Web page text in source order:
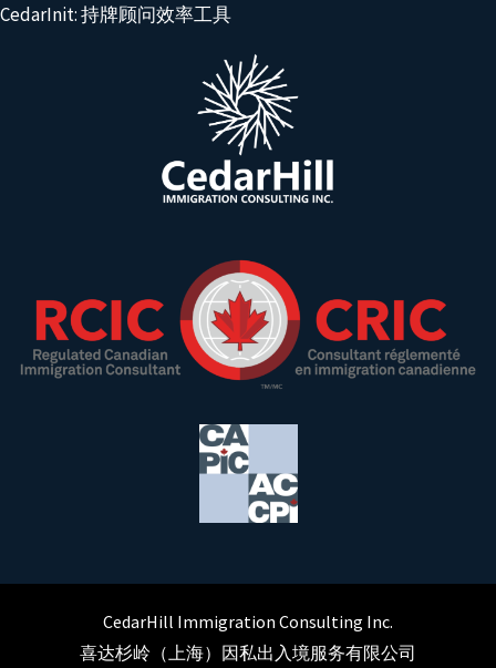
CedarInit: 持牌顾问效率工具
CedarHill Immigration Consulting Inc.
喜达杉岭（上海）因私出入境服务有限公司